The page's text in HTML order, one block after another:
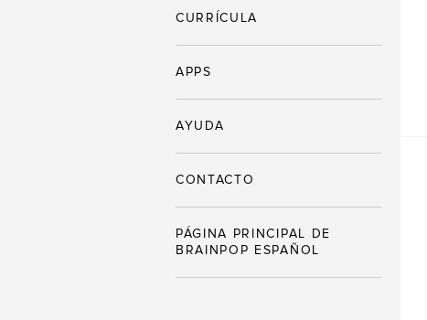
CURRÍCULA
APPS
AYUDA
CONTACTO
PÁGINA PRINCIPAL DE
BRAINPOP ESPAÑOL